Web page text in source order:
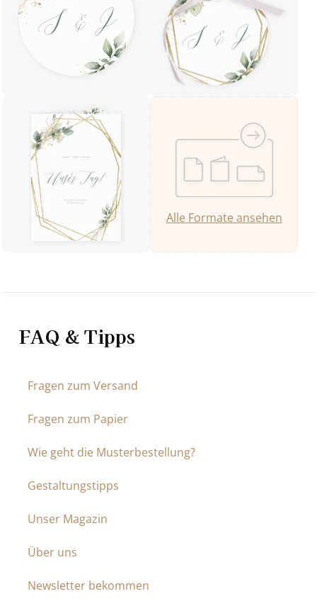
Alle Formate ansehen
FAQ & Tipps
Fragen zum Versand
Fragen zum Papier
Wie geht die Musterbestellung?
Gestaltungstipps
Unser Magazin
Über uns
Newsletter bekommen